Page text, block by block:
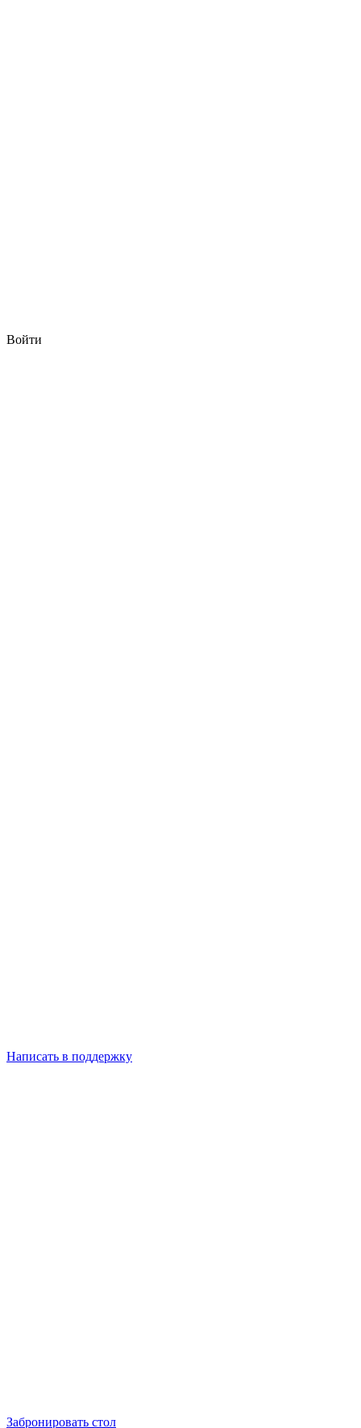
Войти
Написать в поддержку
Забронировать стол